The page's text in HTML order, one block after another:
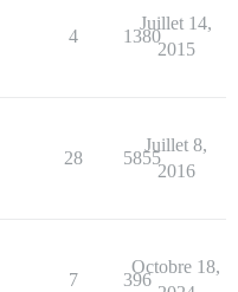
4 1380
Juillet 14,
2015
28 5855
Juillet 8,
2016
7 396
Octobre 18,